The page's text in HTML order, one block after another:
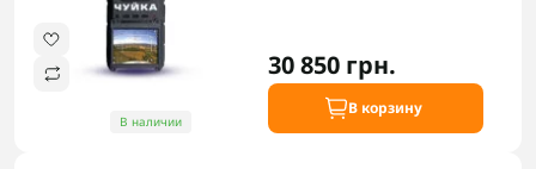
В наличии
30 850 грн.
В корзину